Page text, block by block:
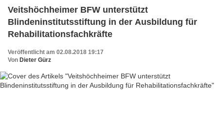
Veitshöchheimer BFW unterstützt
Blindeninstitutsstiftung in der Ausbildung für
Rehabilitationsfachkräfte
Veröffentlicht am 02.08.2018 19:17
Von Dieter Gürz